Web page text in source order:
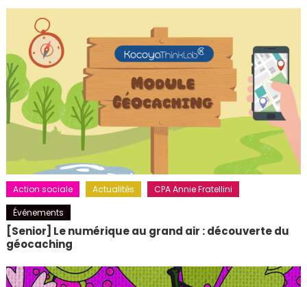
Action sociale Actualités
CPA Annie Fratellini
Événements
[Senior] Le numérique au grand air : découverte du
géocaching